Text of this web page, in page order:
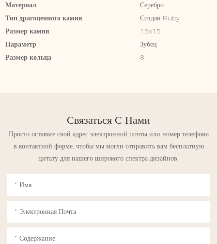
Материал
Серебро
Тип драгоценного камня
Создан Ruby
Размер камня
15x15
Параметр
Зубец
Размер кольца
8
Связаться С Нами
Просто оставьте свой адрес электронной почты или номер телефона
в контактной форме, чтобы мы могли отправить вам бесплатную
цитату для нашего широкого спектра дизайнов!
Имя
Электронная Почта
Содержание